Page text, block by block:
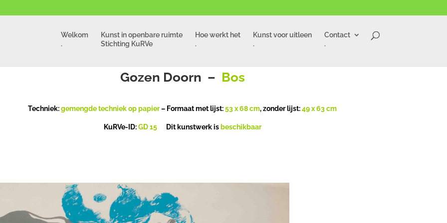
Welkom
.
Kunst in openbare ruimte
Stichting KuRVe
Hoe werkt het
.
Kunst voor uitleen
.
Contact
.
Gozen Doorn – Bos
Techniek:gemengde techniek op papier– Formaat met lijst:53 x 68cm, zonder lijst: 49 x 63cm
KuRVe-ID:GD 15 Dit kunstwerk is beschikbaar